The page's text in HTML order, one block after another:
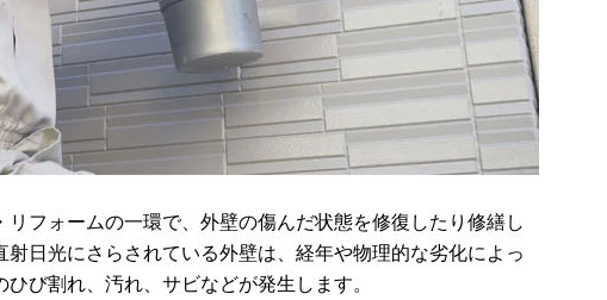
フォームの一環で、外壁の傷んだ状態を修復したり修繕し
日光にさらされている外壁は、経年や物理的な劣化によっ
び割れ、汚れ、サビなどが発生します。